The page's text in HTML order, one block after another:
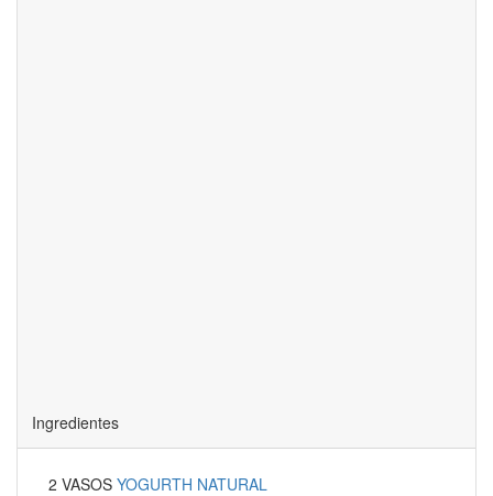
Ingredientes
2 VASOS YOGURTH NATURAL